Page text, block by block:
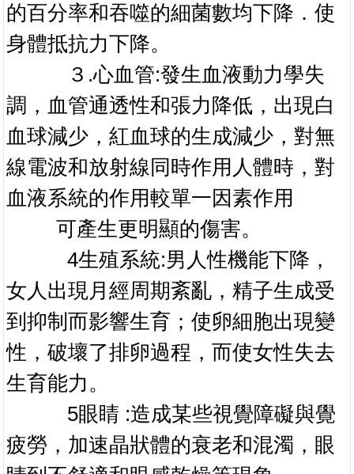
的百分率和吞噬的細菌數均下降．使
身體抵抗力下降。
３.心血管:發生血液動力學失
調，血管通透性和張力降低，出現白
血球減少，紅血球的生成減少，對無
線電波和放射線同時作用人體時，對
血液系統的作用較單一因素作用
可產生更明顯的傷害。
4生殖系統:男人性機能下降，
女人出現月經周期紊亂，精子生成受
到抑制而影響生育；使卵細胞出現變
性，破壞了排卵過程，而使女性失去
生育能力。
5眼睛 :造成某些視覺障礙與覺
疲勞，加速晶狀體的衰老和混濁，眼